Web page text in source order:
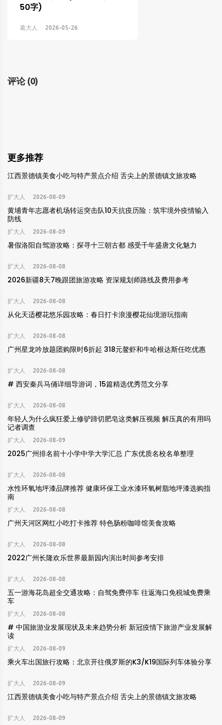
50字)
葛大人 2026-05-26
评论 (0)
更多推荐
江西景德镇美食小吃与特产景点介绍 舌尖上的景德镇文旅攻略
扩大人 2026-08-09
黄埔青年志愿者机场转运突击队10天抗疫历险：筑牢境外疫情输入
防线
扩大人 2026-08-09
暑假洛阳自驾游攻略：探寻十三朝古都 感受千年盛唐文化魅力
扩大人 2026-08-08
2026新疆8天7晚跟团旅游攻略 资深规划师路线及费用参考
扩大人 2026-08-08
从化天适樱花悠乐园攻略：春日打卡浪漫樱花仙境游玩指南
扩大人 2026-08-08
广州星龙吟放题团购限时6折起 318元鳌虾和牛哈根达斯任吃优惠
扩大人 2026-08-08
# 西安秦兵马俑详细导游词，15篇精选优秀范文分享
扩大人 2026-08-08
年轻人为什么疯狂爱上修驴蹄切肥皂这类解压视频 解压真的有用吗
记者调查
扩大人 2026-08-09
2025广州排名前十小学中学大学汇总 广东优质名校名单整理
扩大人 2026-08-08
水性环氧地坪漆品牌推荐 健康环保工业水漆环氧树脂地坪漆选购指
南
扩大人 2026-08-08
广州天河区网红小吃打卡推荐 特色肠粉咖啡馆美食攻略
扩大人 2026-08-08
2022广州长隆欢乐世界最新园内演出时间参考安排
扩大人 2026-08-08
五一游海花岛超全交通攻略：自驾免费停车 往返海口免税城免费乘
车
扩大人 2026-08-08
# 中国旅游业发展现状及未来趋势分析 新冠疫情下旅游产业发展解
读
扩大人 2026-08-09
乘火车出国旅行攻略：北京开往俄罗斯的K3/K19国际列车体验分享
扩大人 2026-08-09
江西景德镇美食小吃与特产景点介绍 舌尖上的景德镇文旅攻略
扩大人 2026-08-09